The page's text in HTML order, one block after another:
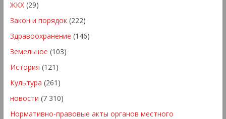
ЖКХ(29)
Закон и порядок(222)
Здравоохранение (146)
Земельное (103)
История (121)
Культура (261)
новости (7 310)
Нормативно-правовые акты органов местного